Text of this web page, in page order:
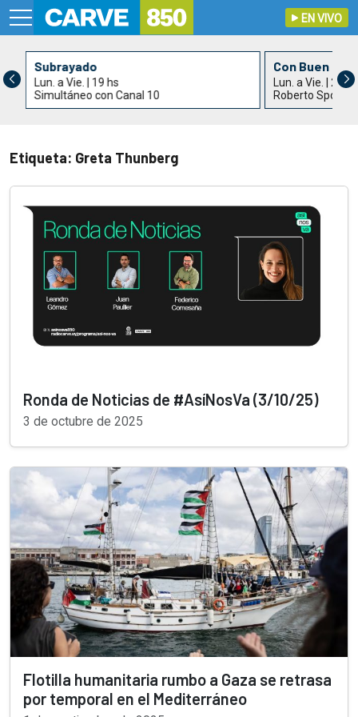
EN VIVO
Subrayado
Lun. a Vie. | 19 hs
Simultáneo con Canal 10
Con Buen
Lun. a Vie. | 21 hs
Roberto
Etiqueta: Greta Thunberg
Ronda de Noticias de #AsíNosVa (3/10/25)
3 de octubre de 2025
Flotilla humanitaria rumbo a Gaza se retrasa
por temporal en el Mediterráneo